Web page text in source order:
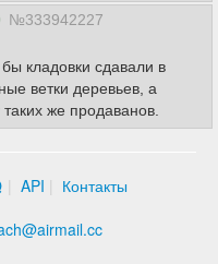
№333942227
кладовки сдавали в
ветки деревьев, а
же продаванов.
API
Контакты
@airmail.cc